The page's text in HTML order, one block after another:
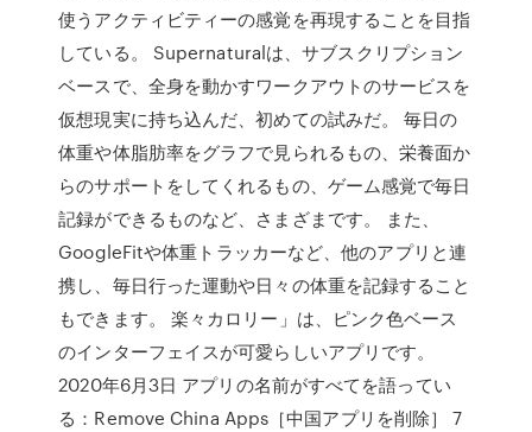
使うアクティビティーの感覚を再現することを目指
している。 Supernaturalは、サブスクリプション
ベースで、全身を動かすワークアウトのサービスを
仮想現実に持ち込んだ、初めての試みだ。 毎日の
体重や体脂肪率をグラフで見られるもの、栄養面か
らのサポートをしてくれるもの、ゲーム感覚で毎日
記録ができるものなど、さまざまです。 また、
GoogleFitや体重トラッカーなど、他のアプリと連
携し、毎日行った運動や日々の体重を記録すること
もできます。 楽々カロリー」は、ピンク色ベース
のインターフェイスが可愛らしいアプリです。
2020年6月3日 アプリの名前がすべてを語ってい
る：Remove China Apps［中国アプリを削除］ 7